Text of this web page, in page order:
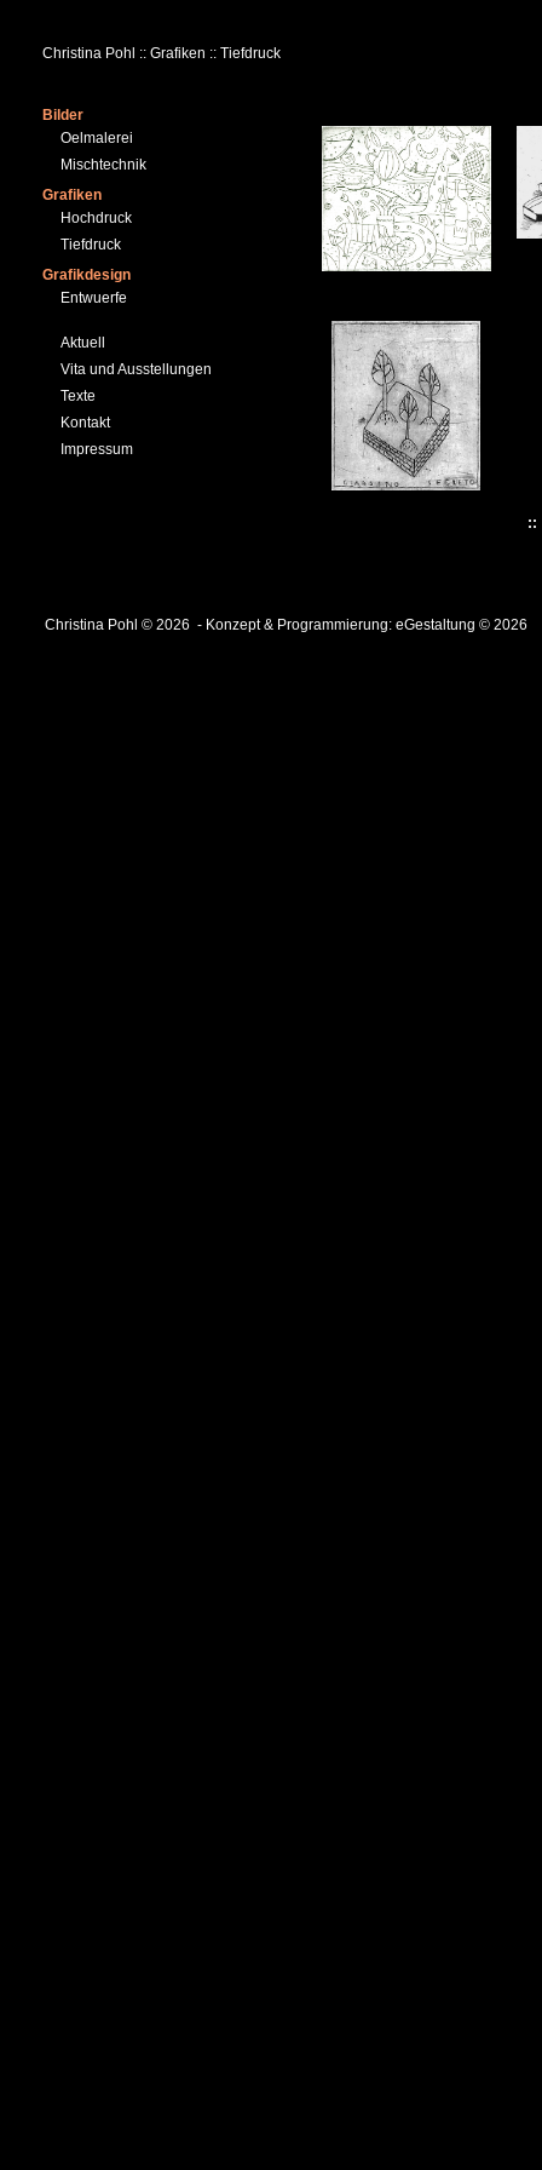
Christina Pohl :: Grafiken :: Tiefdruck
Bilder
Oelmalerei
Mischtechnik
Grafiken
Hochdruck
Tiefdruck
Grafikdesign
Entwuerfe
Aktuell
Vita und Ausstellungen
Texte
Kontakt
Impressum
Christina Pohl © 2026 - Konzept & Programmierung: eGestaltung © 2026